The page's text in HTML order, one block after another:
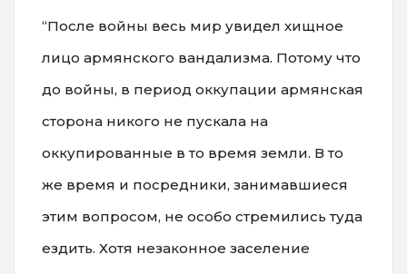
“После войны весь мир увидел хищное
лицо армянского вандализма. Потому что
до войны, в период оккупации армянская
сторона никого не пускала на
оккупированные в то время земли. В то
же время и посредники, занимавшиеся
этим вопросом, не особо стремились туда
ездить. Хотя незаконное заселение